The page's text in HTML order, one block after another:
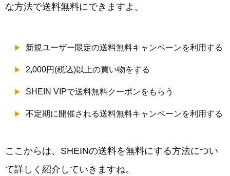
な方法で送料無料にできますよ。
新規ユーザー限定の送料無料キャンペーンを利用する
2,000円(税込)以上の買い物をする
SHEIN VIPで送料無料クーポンをもらう
不定期に開催される送料無料キャンペーンを利用する
ここからは、SHEINの送料を無料にする方法につい
て詳しく紹介していきますね。